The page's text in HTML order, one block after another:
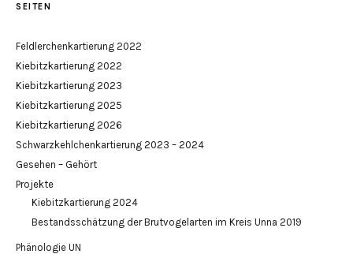
SEITEN
Feldlerchenkartierung 2022
Kiebitzkartierung 2022
Kiebitzkartierung 2023
Kiebitzkartierung 2025
Kiebitzkartierung 2026
Schwarzkehlchenkartierung 2023 – 2024
Gesehen – Gehört
Projekte
Kiebitzkartierung 2024
Bestandsschätzung der Brutvogelarten im Kreis Unna 2019
Phänologie UN